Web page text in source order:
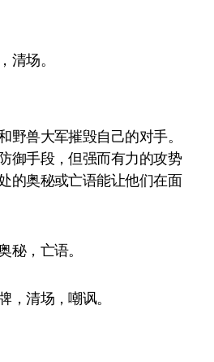
清场。
野兽大军摧毁自己的对手。
御手段，但强而有力的攻势
的奥秘或亡语能让他们在面
秘，亡语。
，清场，嘲讽。